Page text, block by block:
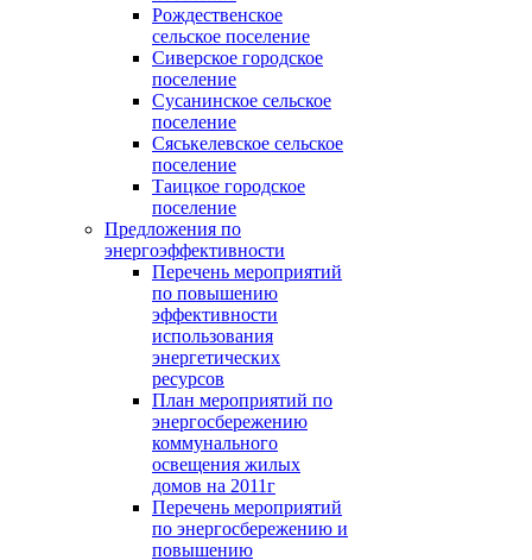
Рождественское
сельское поселение
Сиверское городское
поселение
Сусанинское сельское
поселение
Сяськелевское сельское
поселение
Таицкое городское
поселение
Предложения по
энергоэффективности
Перечень мероприятий
по повышению
эффективности
использования
энергетических
ресурсов
План мероприятий по
энергосбережению
коммунального
освещения жилых
домов на 2011г
Перечень мероприятий
по энергосбережению и
повышению